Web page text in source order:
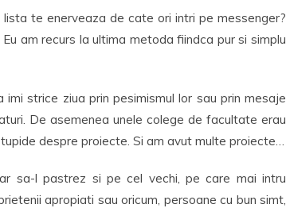
te enerveaza de cate ori intri pe messenger?
am recurs la ultima metoda fiindca pur si simplu
strice ziua prin pesimismul lor sau prin mesaje
De asemenea unele colege de facultate erau
despre proiecte. Si am avut multe proiecte…
sa-l pastrez si pe cel vechi, pe care mai intru
apropiati sau oricum, persoane cu bun simt,